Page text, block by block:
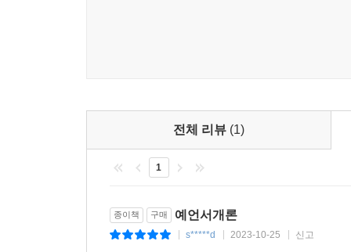
전체 리뷰 (1)
1
종이책 구매 예언서개론
s*****d 2023-10-25 신고